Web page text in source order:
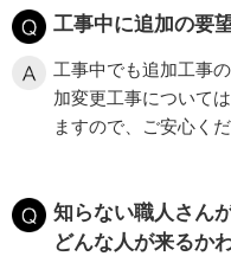
工事中に追加の要
工事中でも追加工事
加変更工事について
ますので、ご安心くだ
知らない職人さん
どんな人が来るか